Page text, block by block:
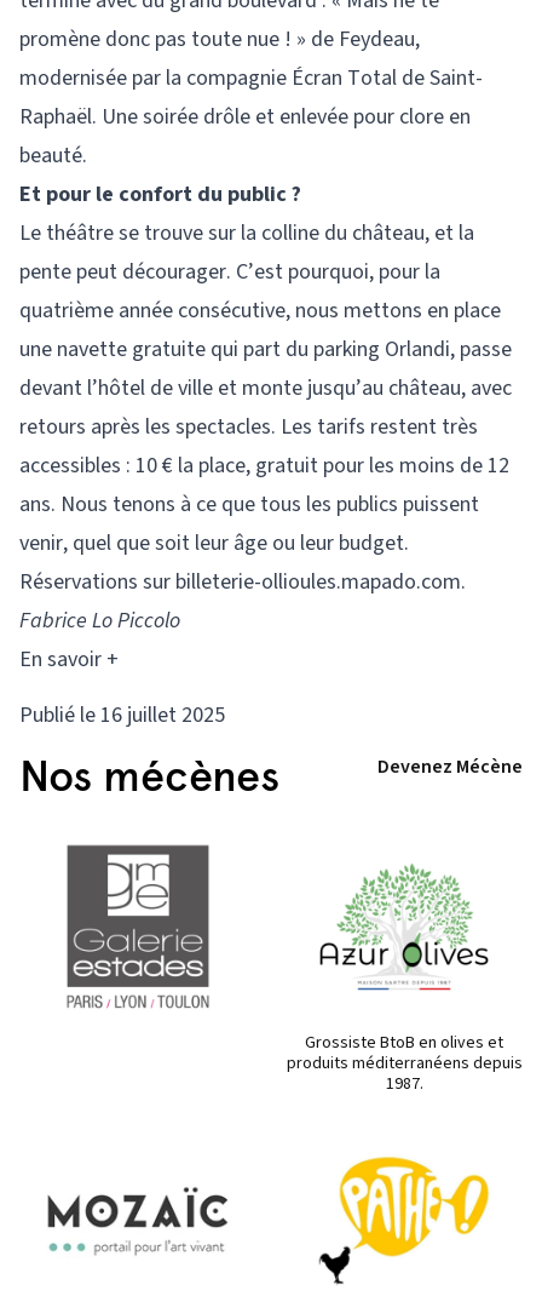
promène donc pas toute nue ! » de Feydeau,
modernisée par la compagnie Écran Total de Saint-
Raphaël. Une soirée drôle et enlevée pour clore en
beauté.
Et pour le confort du public ?
Le théâtre se trouve sur la colline du château, et la
pente peut décourager. C’est pourquoi, pour la
quatrième année consécutive, nous mettons en place
une navette gratuite qui part du parking Orlandi, passe
devant l’hôtel de ville et monte jusqu’au château, avec
retours après les spectacles. Les tarifs restent très
accessibles : 10 € la place, gratuit pour les moins de 12
ans. Nous tenons à ce que tous les publics puissent
venir, quel que soit leur âge ou leur budget.
Réservations sur billeterie-ollioules.mapado.com.
Fabrice Lo Piccolo
En savoir +
Publié le 16 juillet 2025
Nos mécènes Devenez Mécène
Grossiste BtoB en olives et
produits méditerranéens depuis
1987.